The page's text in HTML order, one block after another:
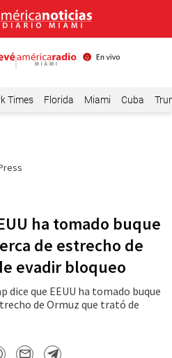
Times Florida Miami Cuba
ha tomado buque
de estrecho de
evadir bloqueo
dice que EEUU ha tomado buque
de Ormuz que trató de